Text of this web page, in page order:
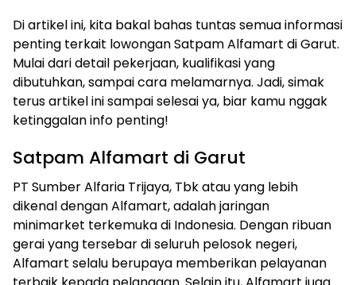
Di artikel ini, kita bakal bahas tuntas semua informasi
penting terkait lowongan Satpam Alfamart di Garut.
Mulai dari detail pekerjaan, kualifikasi yang
dibutuhkan, sampai cara melamarnya. Jadi, simak
terus artikel ini sampai selesai ya, biar kamu nggak
ketinggalan info penting!
Satpam Alfamart di Garut
PT Sumber Alfaria Trijaya, Tbk atau yang lebih
dikenal dengan Alfamart, adalah jaringan
minimarket terkemuka di Indonesia. Dengan ribuan
gerai yang tersebar di seluruh pelosok negeri,
Alfamart selalu berupaya memberikan pelayanan